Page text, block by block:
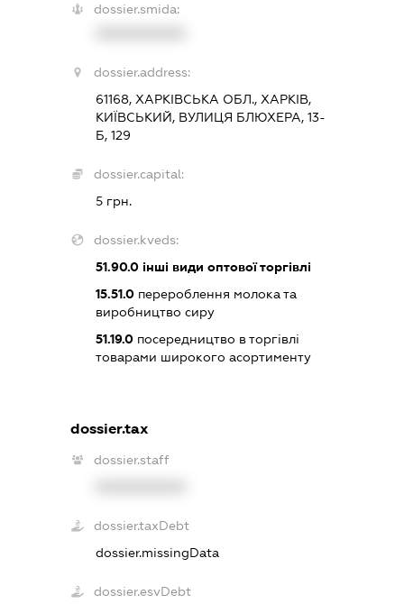
dossier.smida:
dossier.address:
61168, ХАРКІВСЬКА ОБЛ., ХАРКІВ,
КИЇВСЬКИЙ, ВУЛИЦЯ БЛЮХЕРА, 13-
Б, 129
dossier.capital:
5 грн.
dossier.kveds:
51.90.0 інші види оптової торгівлі
15.51.0 перероблення молока та
виробництво сиру
51.19.0 посередництво в торгівлі
товарами широкого асортименту
dossier.tax
dossier.staff
dossier.taxDebt
dossier.missingData
dossier.esvDebt